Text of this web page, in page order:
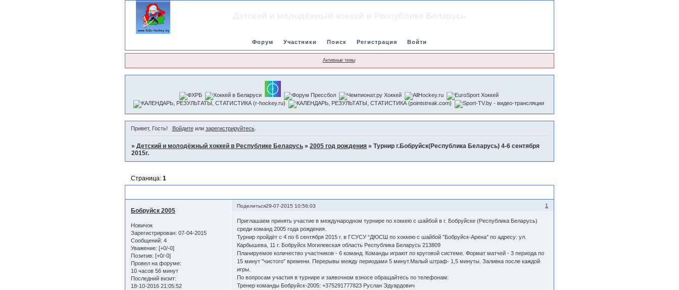
Форум Участники Поиск Регистрация Войти
Активные темы
Привет, Гость! Войдитеили зарегистрируйтесь.
»Детский и молодёжный хоккей в Республике Беларусь »2005 год рождения »Турнир г.Бобруйск(Республика Беларусь) 4-6 сентября
2015г.
Страница:1
Поделиться 1
29-07-2015 10:56:03
Бобруйск 2005
Новичок
Зарегистрирован: 07-04-2015
Сообщений: 4
Уважение: [+0/-0]
Позитив: [+0/-0]
Провел на форуме:
10 часов 56 минут
Последний визит:
18-10-2016 21:05:52
Приглашаем принять участие в международном турнире по хоккею с шайбой в г. Бобруйске (Республика Беларусь)
среди команд 2005 года рождения.
Турнир пройдёт с 4 по 6 сентября 2015 г. в ГСУСУ “ДЮСШ по хоккею с шайбой ”Бобруйск-Арена” по адресу: ул.
Карбышева, 11 г. Бобруйск Могилевская область Республика Беларусь 213809
Планируемое количество участников - 6 команд. Команды играют по круговой системе. Формат матчей - 3 периода по
15 минут "чистого" времени. Перерывы между периодами 5 минут.Малый штраф- 1,5 минуты. Заливка после каждой
игры.
По вопросам участия в турнире и заявочном взносе обращайтесь по телефонам:
Тренер команды Бобруйск-2005: +375291777823 Руслан Эдуардович